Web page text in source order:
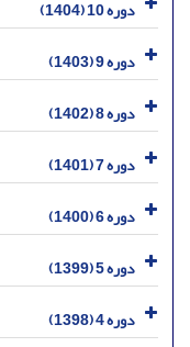
دوره 10 (1404)
دوره 9 (1403)
دوره 8 (1402)
دوره 7 (1401)
دوره 6 (1400)
دوره 5 (1399)
دوره 4 (1398)